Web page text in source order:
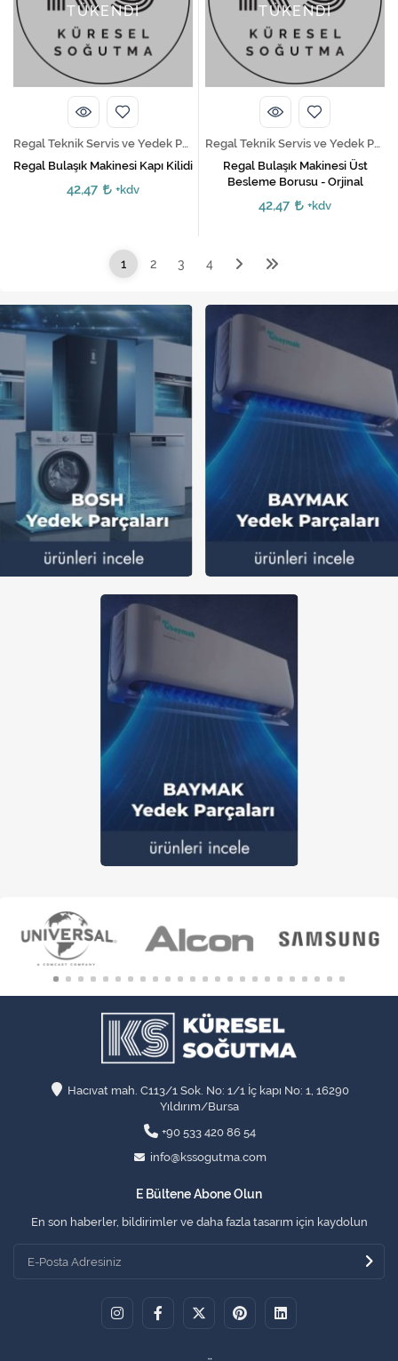
TÜKENDİ
Regal Teknik Servis ve Yedek Parça Hizmetleri
Regal Bulaşık Makinesi Kapı Kilidi
42,47 +kdv
TÜKENDİ
Regal Teknik Servis ve Yedek Parça Hizmetleri
Regal Bulaşık Makinesi Üst
Besleme Borusu - Orjinal
42,47 +kdv
1 2 3 4
Hacıvat mah. C113/1 Sok. No: 1/1 İç kapı No: 1, 16290
Yıldırım/Bursa
+90 533 420 86 54
info@kssogutma.com
E Bültene Abone Olun
En son haberler, bildirimler ve daha fazla tasarım için kaydolun